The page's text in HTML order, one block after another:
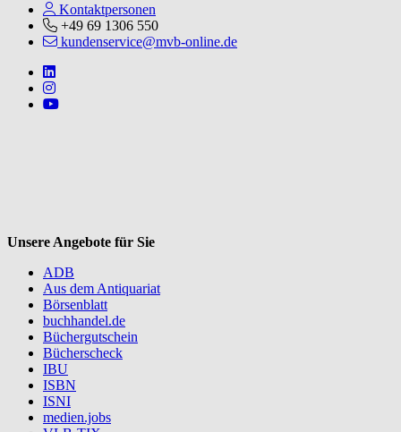
Kontaktpersonen
+49 69 1306 550
kundenservice@mvb-online.de
Follow us on https://www.linkedin.com/company/mvbbooks
Follow us on https://www.instagram.com/lifeatmvb/
Follow us on https://www.youtube.com/@mvbbooks
Unsere Angebote für Sie
ADB
Aus dem Antiquariat
Börsenblatt
buchhandel.de
Büchergutschein
Bücherscheck
IBU
ISBN
ISNI
medien.jobs